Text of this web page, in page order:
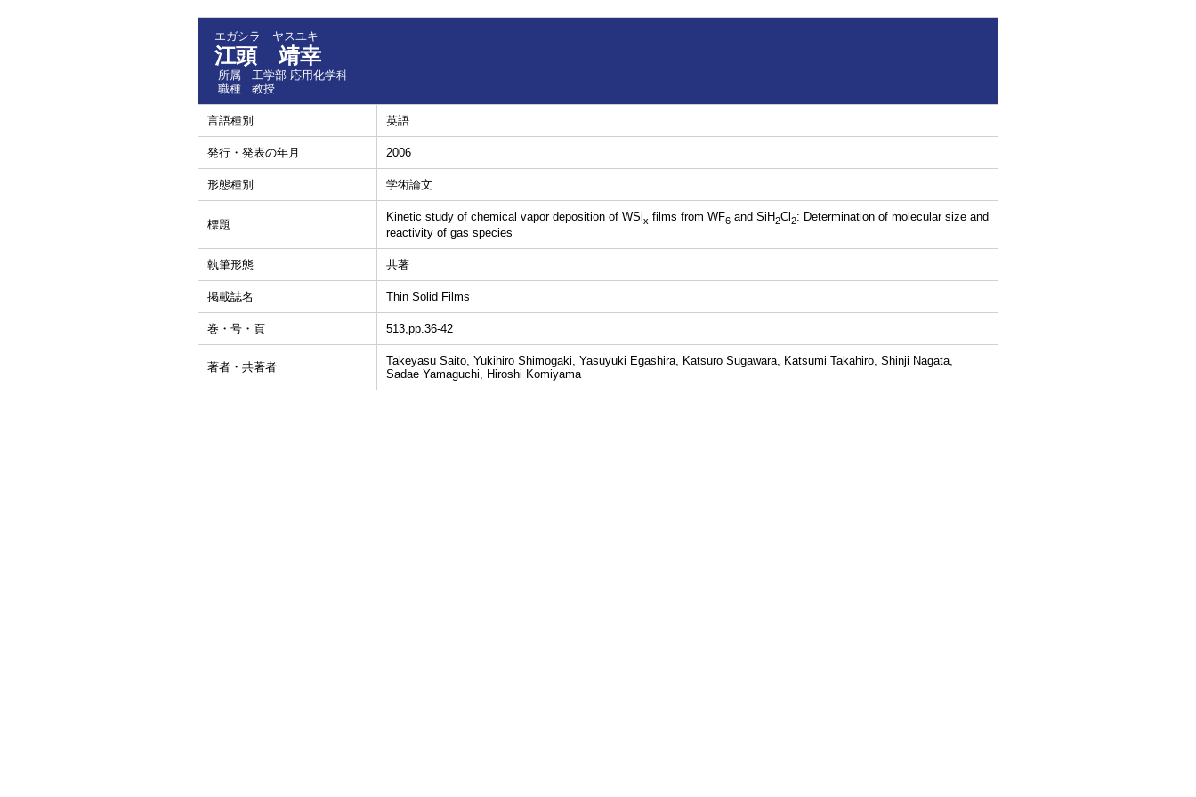
エガシラ ヤスユキ
江頭 靖幸
所属
工学部 応用化学科
職種
教授
言語種別 英語
発行・発表の年月 2006
形態種別 学術論文
標題
Kinetic study of chemical vapor deposition of WSix films from WF6 and SiH2Cl 2: Determination of molecular size and
reactivity of gas species
執筆形態 共著
掲載誌名 Thin Solid Films
巻・号・頁 513,pp.36-42
著者・共著者 Takeyasu Saito, Yukihiro Shimogaki, Yasuyuki Egashira, Katsuro Sugawara, Katsumi Takahiro, Shinji Nagata,
Sadae Yamaguchi, Hiroshi Komiyama